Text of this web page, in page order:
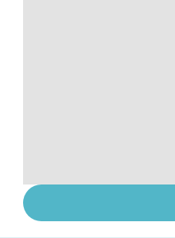
infections